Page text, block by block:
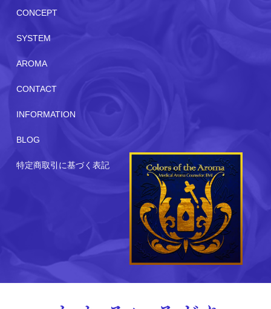
CONCEPT
SYSTEM
AROMA
CONTACT
INFORMATION
BLOG
特定商取引に基づく表記